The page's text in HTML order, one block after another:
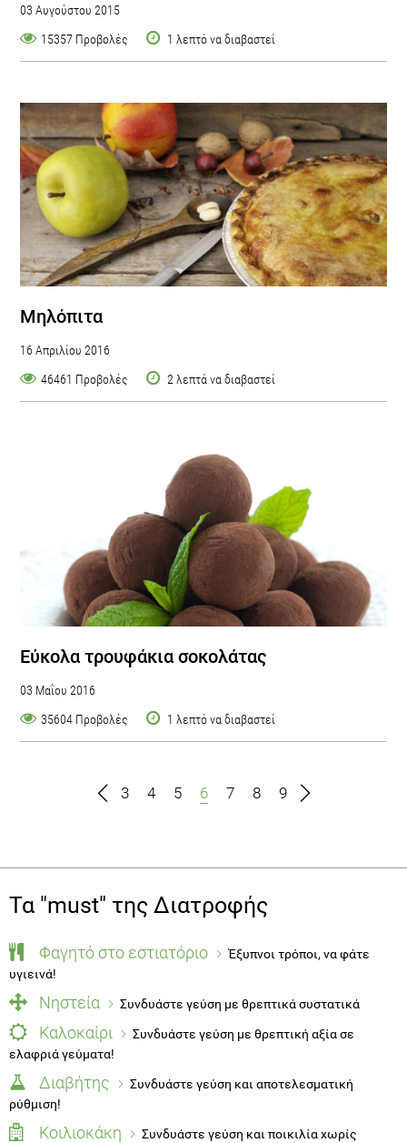
03 Αυγούστου 2015
15357 Προβολές
1 λεπτό να διαβαστεί
Μηλόπιτα
16 Απριλίου 2016
46461 Προβολές
2 λεπτά να διαβαστεί
Εύκολα τρουφάκια σοκολάτας
03 Μαΐου 2016
35604 Προβολές
1 λεπτό να διαβαστεί
3 4 5 6 7 8 9
Τα "must" της Διατροφής
Φαγητό στο εστιατόριο
Έξυπνοι τρόποι, να φάτε
υγιεινά!
Νηστεία Συνδυάστε γεύση με θρεπτικά συστατικά
Καλοκαίρι
Συνδυάστε γεύση με θρεπτική αξία σε
ελαφριά γεύματα!
Διαβήτης
Συνδυάστε γεύση και αποτελεσματική
ρύθμιση!
Κοιλιοκάκη
Συνδυάστε γεύση και ποικιλία χωρίς